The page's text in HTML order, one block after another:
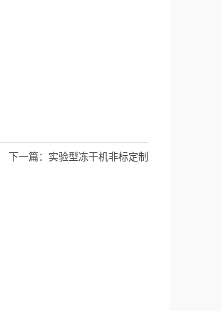
下一篇： 实验型冻干机非标定制